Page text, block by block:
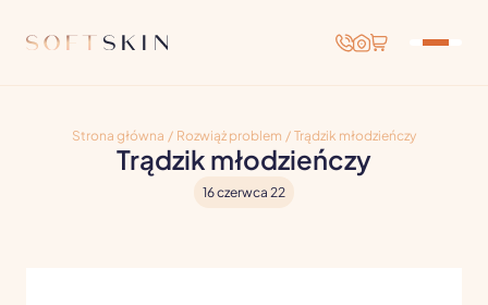
Strona główna / Rozwiąż problem / Trądzik młodzieńczy
Trądzik młodzieńczy
16 czerwca 22